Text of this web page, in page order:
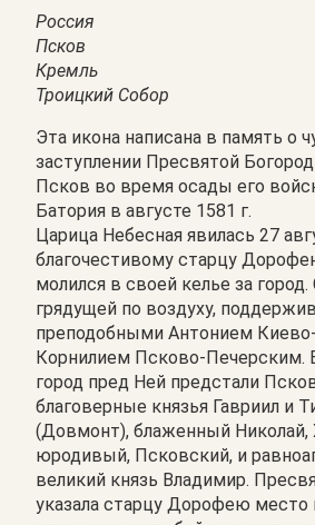
Россия
Псков
Кремль
Троицкий Собор
Эта икона написана в память о
заступлении Пресвятой
Псков во время осады его
Батория в августе 1581 г.
Царица Небесная явилась 27
благочестивому старцу
молился в своей келье за
грядущей по воздуху,
преподобными Антонием
Корнилием Псково-Печерским.
город пред Ней предстали
благоверные князья Гавриил и
(Довмонт), блаженный Николай,
юродивый, Псковский, и
великий князь Владимир.
указала старцу Дорофею место